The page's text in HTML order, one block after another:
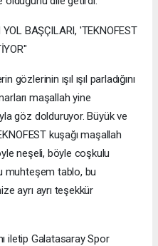
BAŞÇILARI, 'TEKNOFEST
ışıl ışıl parladığını
maşallah yine
göz dolduruyor. Büyük ve
kuşağı maşallah
neşeli, böyle coşkulu
muhteşem tablo, bu
ayrı ayrı teşekkür
iletip Galatasaray Spor